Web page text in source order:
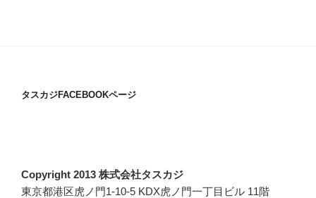
タスカジFACEBOOKページ
Copyright 2013 株式会社タスカジ
東京都港区虎ノ門1-10-5 KDX虎ノ門一丁目ビル 11階